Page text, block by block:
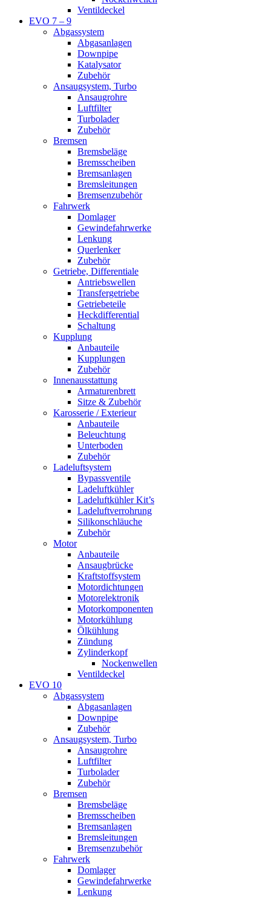
Ventildeckel
EVO 7 – 9
Abgassystem
Abgasanlagen
Downpipe
Katalysator
Zubehör
Ansaugsystem, Turbo
Ansaugrohre
Luftfilter
Turbolader
Zubehör
Bremsen
Bremsbeläge
Bremsscheiben
Bremsanlagen
Bremsleitungen
Bremsenzubehör
Fahrwerk
Domlager
Gewindefahrwerke
Lenkung
Querlenker
Zubehör
Getriebe, Differentiale
Antriebswellen
Transfergetriebe
Getriebeteile
Heckdifferential
Schaltung
Kupplung
Anbauteile
Kupplungen
Zubehör
Innenausstattung
Armaturenbrett
Sitze & Zubehör
Karosserie / Exterieur
Anbauteile
Beleuchtung
Unterboden
Zubehör
Ladeluftsystem
Bypassventile
Ladeluftkühler
Ladeluftkühler Kit’s
Ladeluftverrohrung
Silikonschläuche
Zubehör
Motor
Anbauteile
Ansaugbrücke
Kraftstoffsystem
Motordichtungen
Motorelektronik
Motorkomponenten
Motorkühlung
Ölkühlung
Zündung
Zylinderkopf
Nockenwellen
Ventildeckel
EVO 10
Abgassystem
Abgasanlagen
Downpipe
Zubehör
Ansaugsystem, Turbo
Ansaugrohre
Luftfilter
Turbolader
Zubehör
Bremsen
Bremsbeläge
Bremsscheiben
Bremsanlagen
Bremsleitungen
Bremsenzubehör
Fahrwerk
Domlager
Gewindefahrwerke
Lenkung